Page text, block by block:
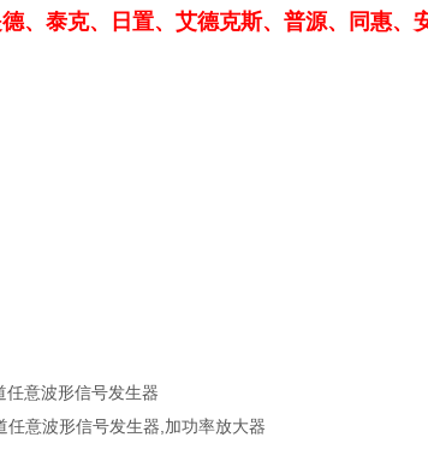
、泰克、日置、艾德克斯、普源、同惠、
意波形信号发生器
意波形信号发生器,加功率放大器